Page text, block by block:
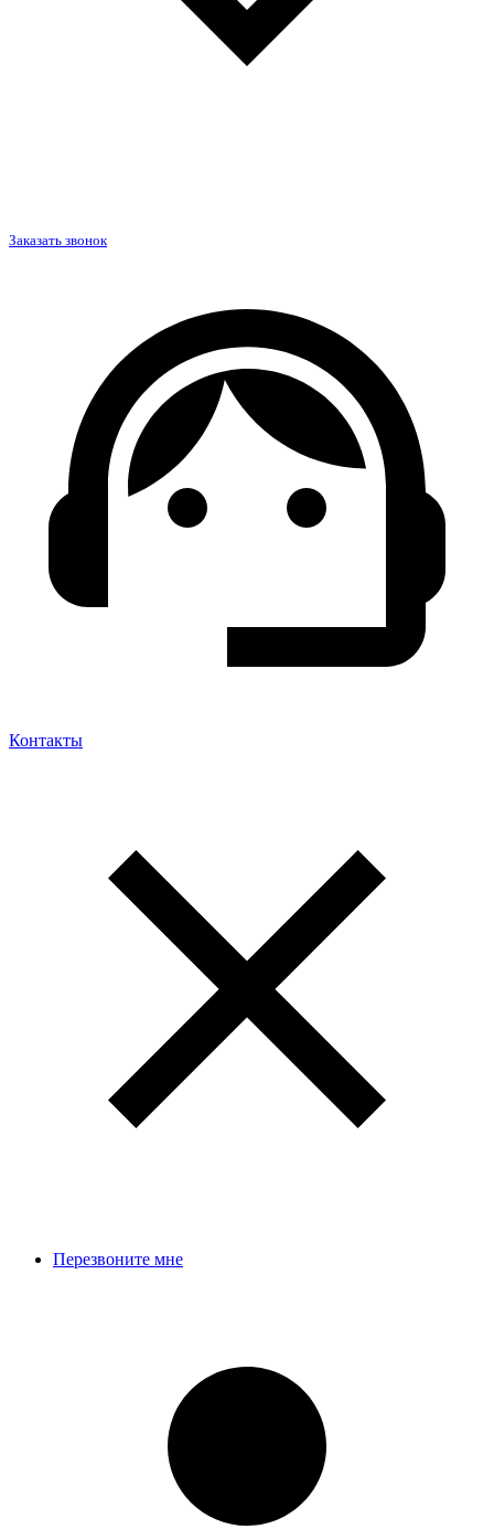
Заказать звонок
Контакты
Перезвоните мне